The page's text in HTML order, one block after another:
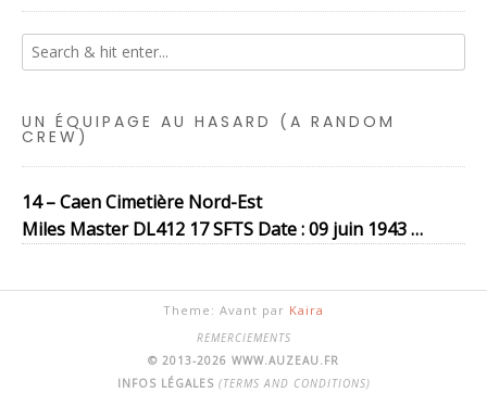
UN ÉQUIPAGE AU HASARD (A RANDOM
CREW)
14 – Caen Cimetière Nord-Est
Miles Master DL412 17 SFTS Date : 09 juin 1943 …
Theme: Avant par Kaira
REMERCIEMENTS
© 2013-2026 WWW.AUZEAU.FR
INFOS LÉGALES (TERMS AND CONDITIONS)